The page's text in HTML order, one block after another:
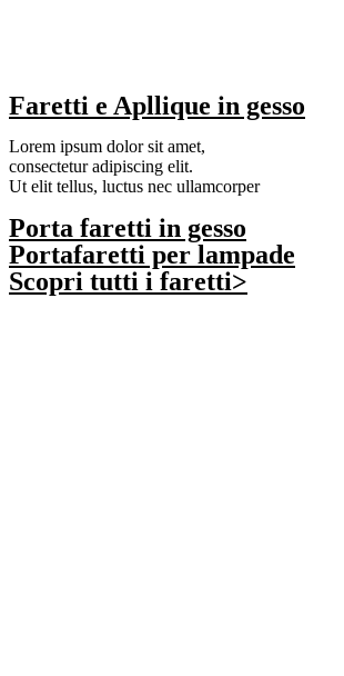
Faretti e Apllique in gesso
Lorem ipsum dolor sit amet,
consectetur adipiscing elit.
Ut elit tellus, luctus nec ullamcorper
Porta faretti in gesso
Portafaretti per lampade
Scopri tutti i faretti>